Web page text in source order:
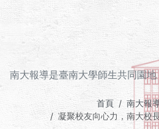
南大報導是臺南大學師生共同園
首頁
南大報
凝聚校友向心力，南大校